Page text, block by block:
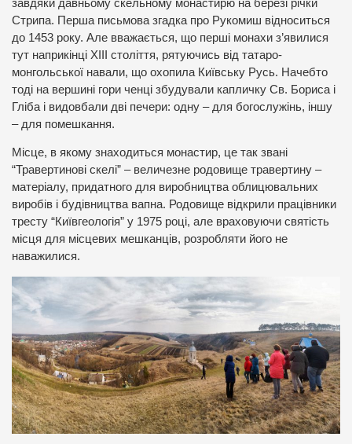
завдяки давньому скельному монастирю на березі річки
Стрипа. Перша письмова згадка про Рукомиш відноситься
до 1453 року. Але вважається, що перші монахи з’явилися
тут наприкінці ХІІІ століття, рятуючись від татаро-
монгольської навали, що охопила Київську Русь. Начебто
тоді на вершині гори ченці збудували капличку Св. Бориса і
Гліба і видовбали дві печери: одну – для богослужінь, іншу
– для помешкання.
Місце, в якому знаходиться монастир, це так звані
“Травертинові скелі” – величезне родовище травертину –
матеріалу, придатного для виробництва облицювальних
виробів і будівництва вапна. Родовище відкрили працівники
тресту “Київгеологія” у 1975 році, але враховуючи святість
місця для місцевих мешканців, розробляти його не
наважилися.